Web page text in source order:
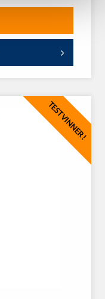
TESTVINNER!